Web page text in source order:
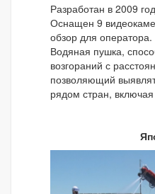
Разработан в 2009
Оснащен 9
обзор для
Водяная пушка,
возгораний с
позволяющий
рядом стран,